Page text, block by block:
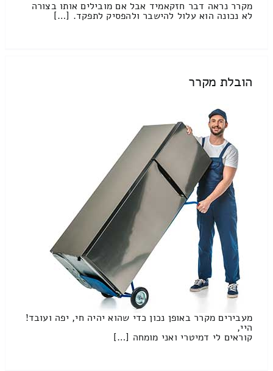
מקרר נראה דבר חזקאמיד אבל אם מובילים אותו בצורה
לא נכונה הוא עלול להישבר ולהפסיק לתפקד. […]
הובלת מקרר
מעבירים מקרר באופן נכון כדי שהוא יהיה חי, יפה ועובד!
היי,
קוראים לי דמיטרי ואני מומחה […]